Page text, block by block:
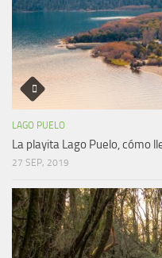
LAGO PUELO
La playita Lago Puelo, cómo
27 SEP, 2019